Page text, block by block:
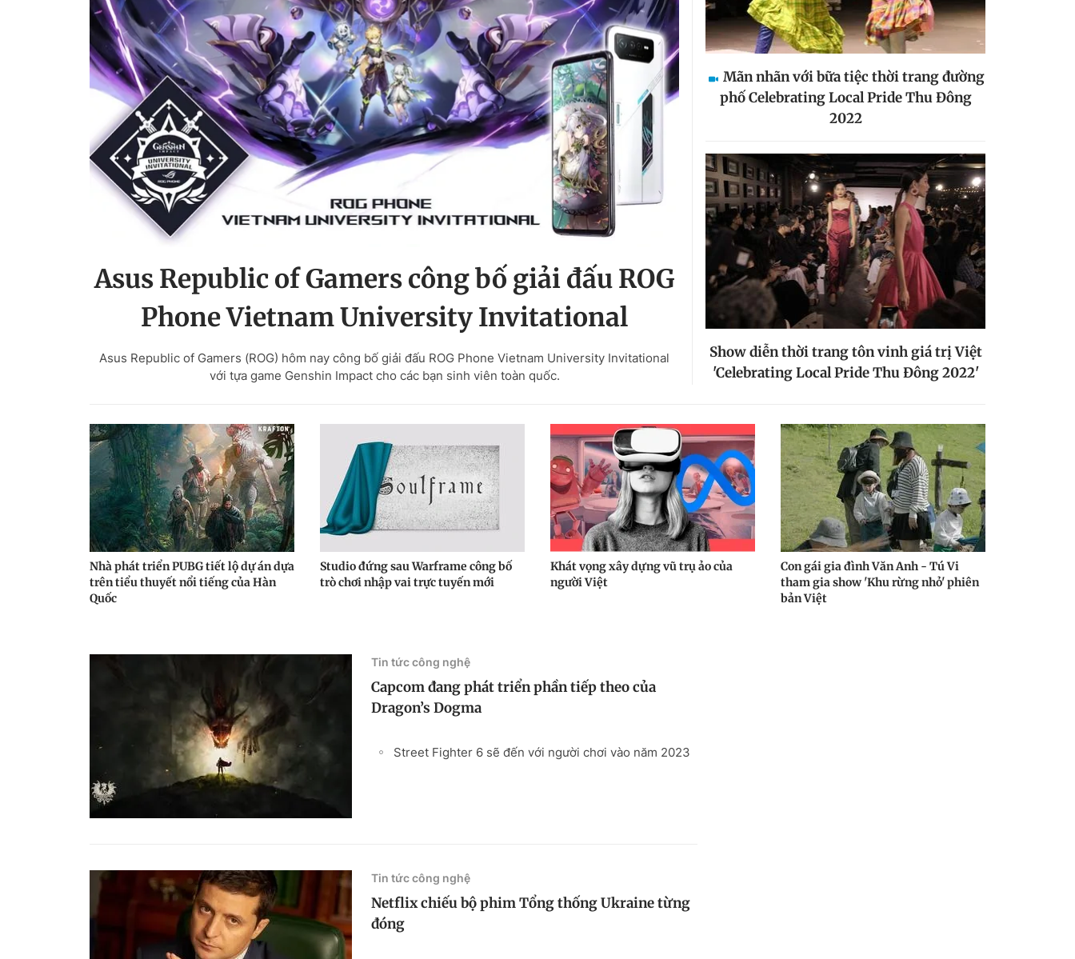
Asus Republic of Gamers công bố giải đấu ROG
Phone Vietnam University Invitational
Asus Republic of Gamers (ROG) hôm nay công bố giải đấu ROG Phone Vietnam University Invitational
với tựa game Genshin Impact cho các bạn sinh viên toàn quốc.
Mãn nhãn với bữa tiệc thời trang đường
phố Celebrating Local Pride Thu Đông
2022
Show diễn thời trang tôn vinh giá trị Việt
'Celebrating Local Pride Thu Đông 2022'
Nhà phát triển PUBG tiết lộ dự án dựa
trên tiểu thuyết nổi tiếng của Hàn
Quốc
Studio đứng sau Warframe công bố
trò chơi nhập vai trực tuyến mới
Khát vọng xây dựng vũ trụ ảo của
người Việt
Con gái gia đình Văn Anh - Tú Vi
tham gia show 'Khu rừng nhỏ' phiên
bản Việt
Tin tức công nghệ
Capcom đang phát triển phần tiếp theo của
Dragon’s Dogma
Street Fighter 6 sẽ đến với người chơi vào năm 2023
Tin tức công nghệ
Netflix chiếu bộ phim Tổng thống Ukraine từng
đóng